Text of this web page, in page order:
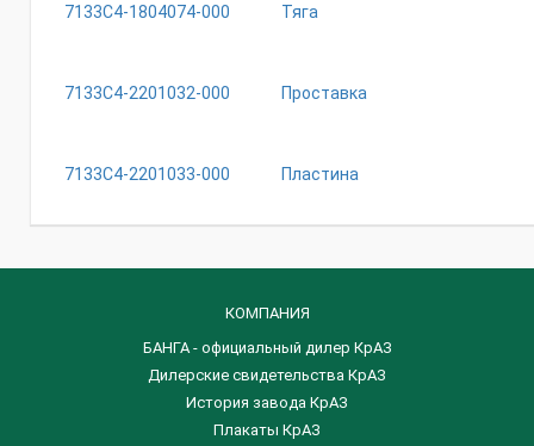
7133С4-1804074-000 Тяга
7133С4-2201032-000 Проставка
7133С4-2201033-000 Пластина
КОМПАНИЯ
БАНГА - официальный дилер КрАЗ
Дилерские свидетельства КрАЗ
История завода КрАЗ
Плакаты КрАЗ